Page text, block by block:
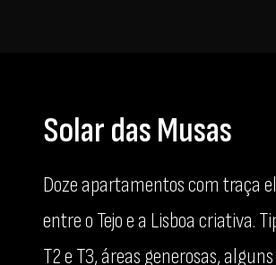
Solar das Musas
Doze apartamentos com traça
entre o Tejo e a Lisboa criativa.
T2 e T3, áreas generosas,